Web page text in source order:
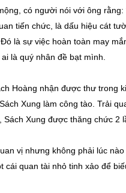
có người nói với ông
tiến chức, là dấu hiệu cát
là sự việc hoàn toàn may
là quý nhân đề bạt mình.
Hoàng nhận được thư trong
Xung làm công tào. Trải
Xung được thăng chức 2
vị nhưng không phải lúc
cái quan tài nhỏ tinh xảo để